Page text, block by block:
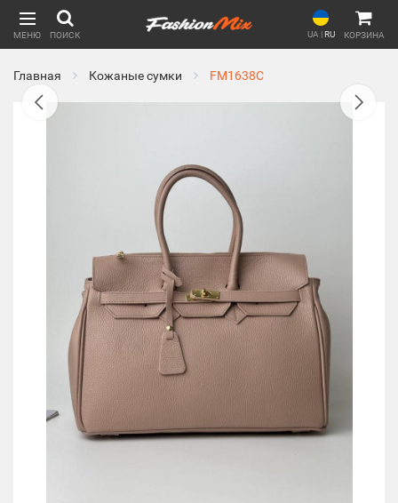
МЕНЮ ПОИСК UA |RU КОРЗИНА
Главная Кожаные сумки FM1638C